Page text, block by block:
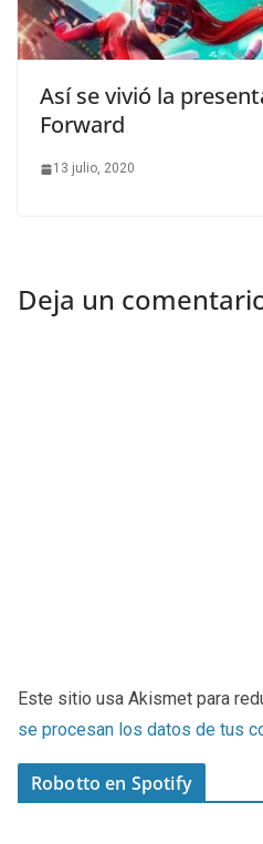
Así se vivió la
Forward
13 julio, 2020
Deja un
Este sitio usa Akismet para
se procesan los datos de tus
Robotto en Spotify